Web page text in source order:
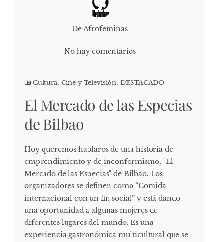
De Afrofeminas
No hay comentarios
Cultura, Cine y Televisión, DESTACADO
El Mercado de las Especias
de Bilbao
Hoy queremos hablaros de una historia de
emprendimiento y de inconformismo, "El
Mercado de las Especias" de Bilbao. Los
organizadores se definen como “Comida
internacional con un fin social” y está dando
una oportunidad a algunas mujeres de
diferentes lugares del mundo. Es una
experiencia gastronómica multicultural que se